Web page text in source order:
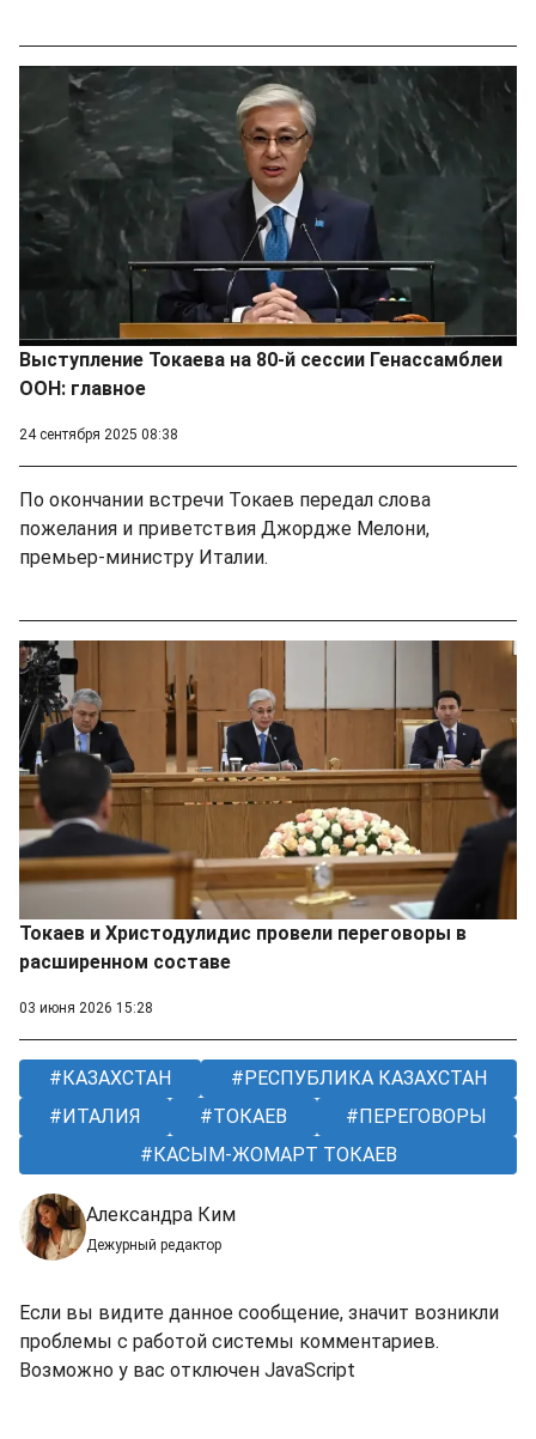
Выступление Токаева на 80-й сессии Генассамблеи
ООН: главное
24 сентября 2025 08:38
По окончании встречи Токаев передал слова
пожелания и приветствия Джордже Мелони,
премьер-министру Италии.
Токаев и Христодулидис провели переговоры в
расширенном составе
03 июня 2026 15:28
КАЗАХСТАН
РЕСПУБЛИКА КАЗАХСТАН
ИТАЛИЯ
ТОКАЕВ
ПЕРЕГОВОРЫ
КАСЫМ-ЖОМАРТ ТОКАЕВ
Александра Ким
Дежурный редактор
Если вы видите данное сообщение, значит возникли
проблемы с работой системы комментариев.
Возможно у вас отключен JavaScript